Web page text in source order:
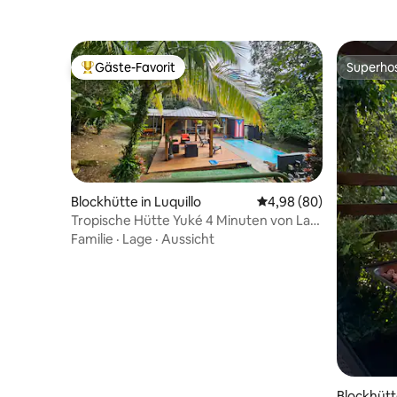
Beliebter Gäste-Favorit.
Gäste-Favorit
Blockhütte in Luquillo Durchschnittliche
4,98 (80)
Tropische Hütte Yuké 4 Minuten von Las
Pailas entfernt
Familie · Lage · Aussicht